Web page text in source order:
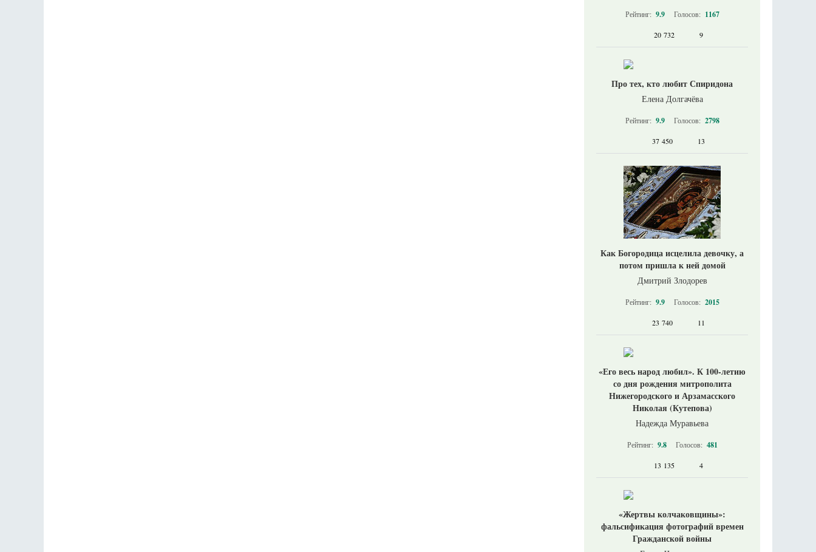
Рейтинг: 9.9 Голосов: 1167
20 732 9
Про тех, кто любит Спиридона
Елена Долгачёва
Рейтинг: 9.9 Голосов: 2798
37 450 13
Как Богородица исцелила девочку, а
потом пришла к ней домой
Дмитрий Злодорев
Рейтинг: 9.9 Голосов: 2015
23 740 11
«Его весь народ любил». К 100-летию
со дня рождения митрополита
Нижегородского и Арзамасского
Николая (Кутепова)
Надежда Муравьева
Рейтинг: 9.8 Голосов: 481
13 135 4
«Жертвы колчаковщины»:
фальсификация фотографий времен
Гражданской войны